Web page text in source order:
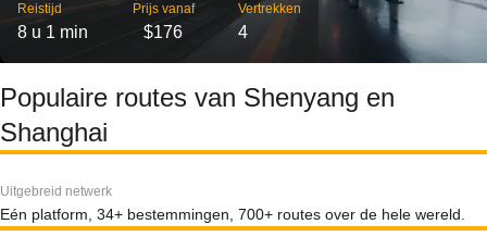
Reistijd
8 u 1 min
Prijs vanaf
$176
Vertrekken
4
Populaire routes van Shenyang en
Shanghai
Uitgebreid netwerk
Eén platform, 34+ bestemmingen, 700+ routes over de hele wereld.